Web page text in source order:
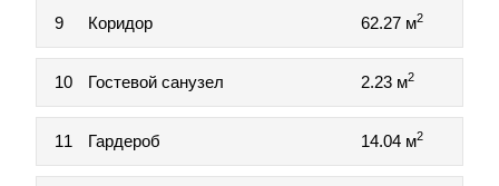
9 Коридор 62.27 м2
10 Гостевой санузел 2.23 м2
11 Гардероб 14.04 м2